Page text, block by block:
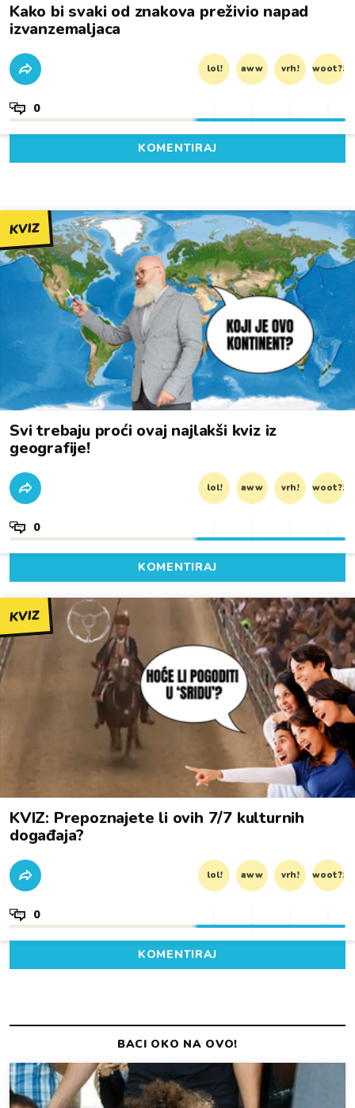
Kako bi svaki od znakova preživio napad
izvanzemaljaca
lol! aww vrh! woot?!
0
KOMENTIRAJ
KVIZ
Svi trebaju proći ovaj najlakši kviz iz
geografije!
lol! aww vrh! woot?!
0
KOMENTIRAJ
KVIZ
KVIZ: Prepoznajete li ovih 7/7 kulturnih
događaja?
lol! aww vrh! woot?!
0
KOMENTIRAJ